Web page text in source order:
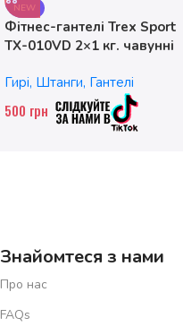
NEW
Фітнес-гантелі Trex Sport
TX-010VD 2×1 кг. чавунні
Гирі, Штанги, Гантелі
500 грн
Знайомтеся з нами
Про нас
FAQs